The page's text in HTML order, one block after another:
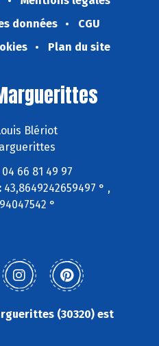
données
CGU
Plan du site
Blériot
04 66 81 49 97
43,8649242659497 ° ,
°
(30320) est